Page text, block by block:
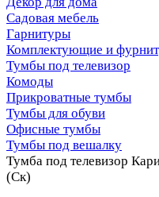
Садовая мебель
Гарнитуры
Комплектующие и
Тумбы под телевизор
Комоды
Прикроватные тумбы
Тумбы для обуви
Офисные тумбы
Тумбы под вешалку
Тумба под телевизор
(Ск)